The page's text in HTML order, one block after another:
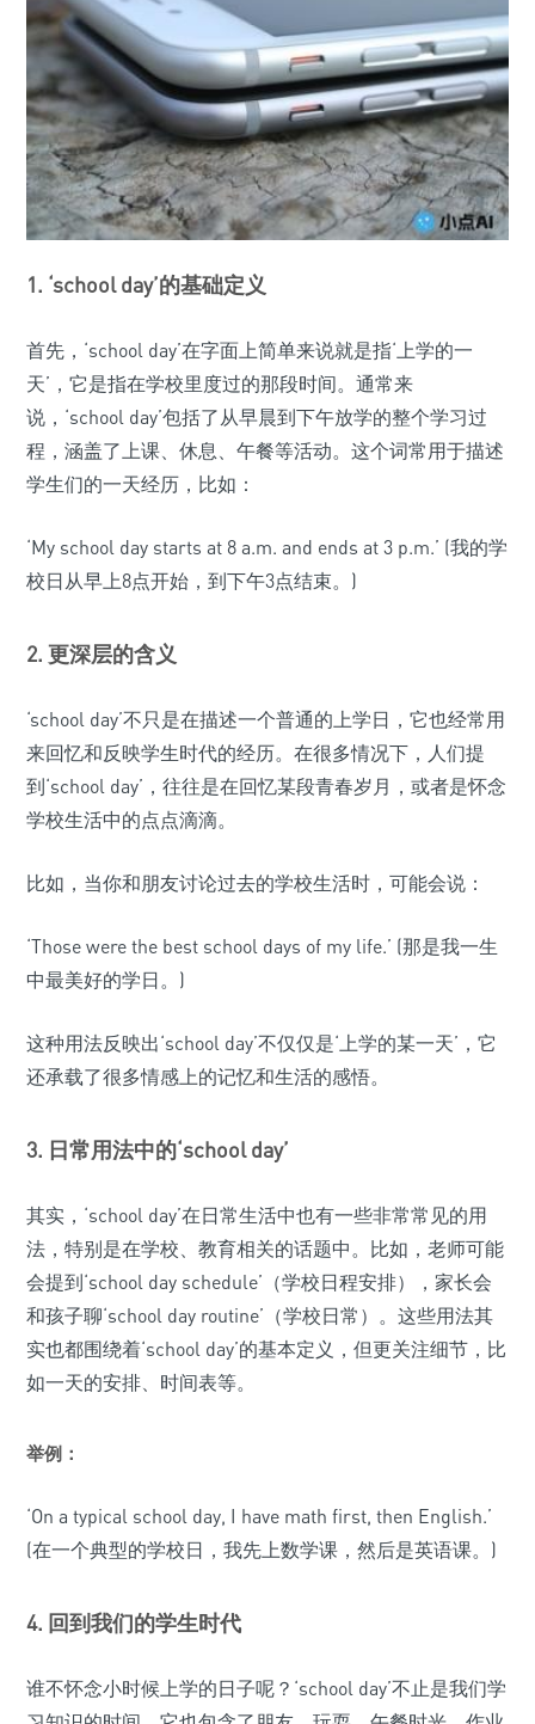
1. ‘school day’的基础定义
首先，‘school day’在字面上简单来说就是指‘上学的一
天’，它是指在学校里度过的那段时间。通常来
说，‘school day’包括了从早晨到下午放学的整个学习过
程，涵盖了上课、休息、午餐等活动。这个词常用于描述
学生们的一天经历，比如：
‘My school day starts at 8 a.m. and ends at 3 p.m.’ (我的学
校日从早上8点开始，到下午3点结束。)
2. 更深层的含义
‘school day’不只是在描述一个普通的上学日，它也经常用
来回忆和反映学生时代的经历。在很多情况下，人们提
到‘school day’，往往是在回忆某段青春岁月，或者是怀念
学校生活中的点点滴滴。
比如，当你和朋友讨论过去的学校生活时，可能会说：
‘Those were the best school days of my life.’ (那是我一生
中最美好的学日。)
这种用法反映出‘school day’不仅仅是‘上学的某一天’，它
还承载了很多情感上的记忆和生活的感悟。
3. 日常用法中的‘school day’
其实，‘school day’在日常生活中也有一些非常常见的用
法，特别是在学校、教育相关的话题中。比如，老师可能
会提到‘school day schedule’（学校日程安排），家长会
和孩子聊‘school day routine’（学校日常）。这些用法其
实也都围绕着‘school day’的基本定义，但更关注细节，比
如一天的安排、时间表等。
举例：
‘On a typical school day, I have math first, then English.’
(在一个典型的学校日，我先上数学课，然后是英语课。)
4. 回到我们的学生时代
谁不怀念小时候上学的日子呢？‘school day’不止是我们学